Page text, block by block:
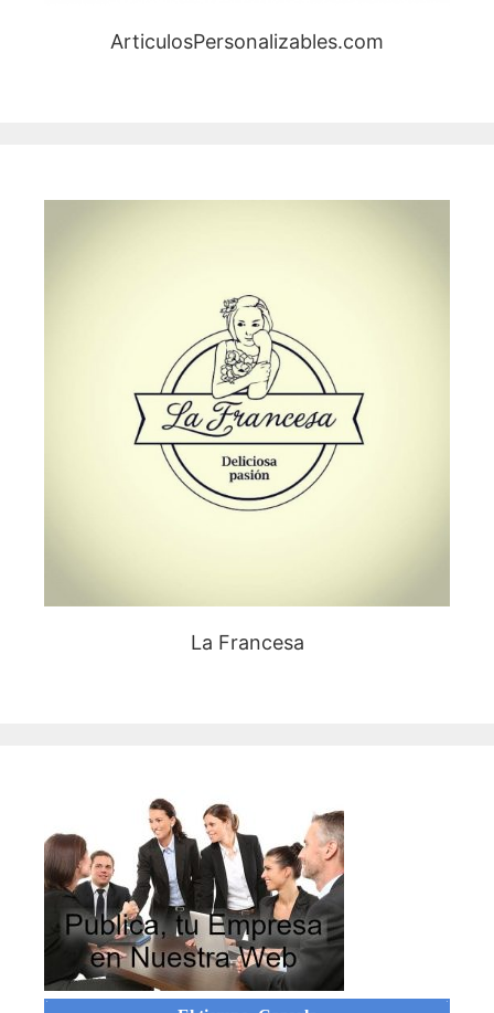
ArticulosPersonalizables.com
La Francesa